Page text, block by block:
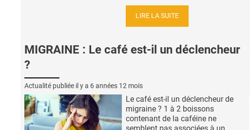
LIRE LA SUITE
MIGRAINE : Le café est-il un déclencheur
?
Actualité publiée il y a 6 années 12 mois
Le café est-il un déclencheur de
migraine ? 1 à 2 boissons
contenant de la caféine ne